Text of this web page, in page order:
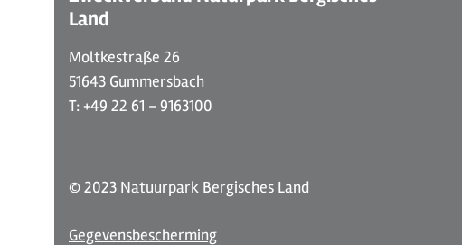
Land
Moltkestraße 26
51643 Gummersbach
T: +49 22 61 - 9163100
© 2023 Natuurpark Bergisches Land
Gegevensbescherming